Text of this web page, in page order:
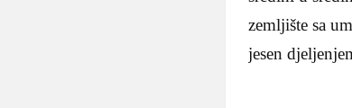
zemljište sa
jesen